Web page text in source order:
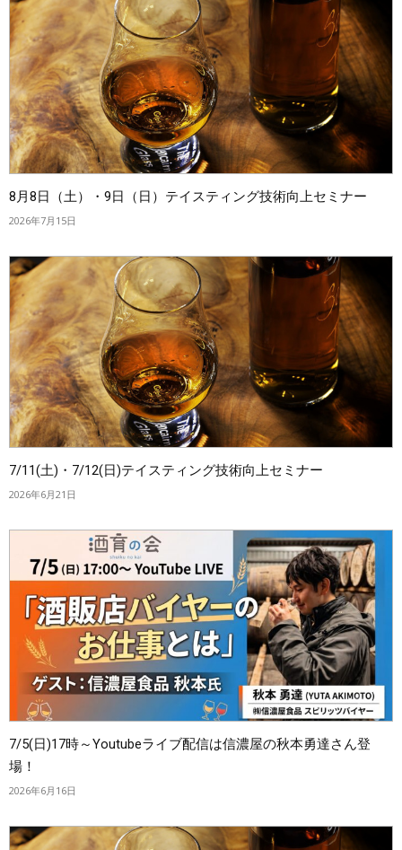
8月8日（土）・9日（日）テイスティング技術向上セミナー
2026年7月15日
7/11(土)・7/12(日)テイスティング技術向上セミナー
2026年6月21日
7/5(日)17時～Youtubeライブ配信は信濃屋の秋本勇達さん登
場！
2026年6月16日